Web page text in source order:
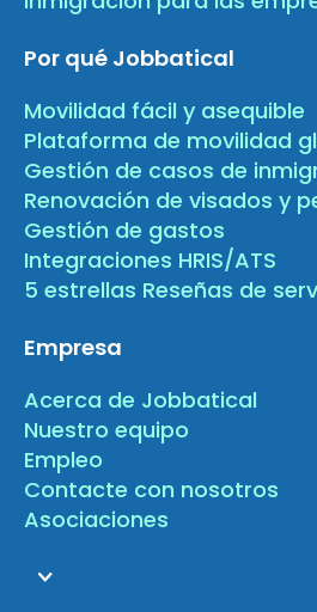
Por qué Jobbatical
Movilidad fácil y asequible
Plataforma de movilidad
Gestión de casos de
Renovación de visados y
Gestión de gastos
Integraciones HRIS/ATS
5 estrellas Reseñas de
Empresa
Acerca de Jobbatical
Nuestro equipo
Empleo
Contacte con nosotros
Asociaciones